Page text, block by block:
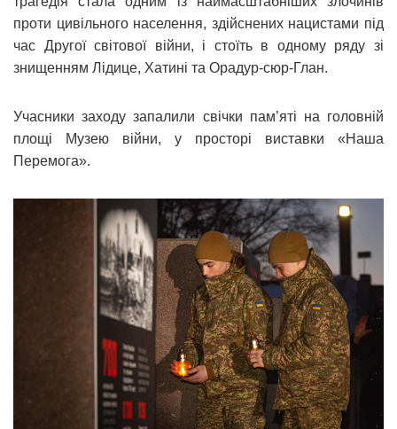
проти цивільного населення, здійснених нацистами під
час Другої світової війни, і стоїть в одному ряду зі
знищенням Лідице, Хатині та Орадур-сюр-Глан.
Учасники заходу запалили свічки пам’яті на головній
площі Музею війни, у просторі виставки «Наша
Перемога».